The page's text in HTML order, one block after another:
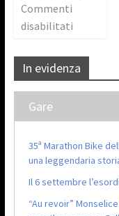
Commenti
disabilitati
In evidenza
Gare
35ª Marathon Bike
una leggendaria
Il 6 settembre
“Au revoir”